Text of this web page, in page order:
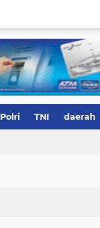
Polri TNI daerah